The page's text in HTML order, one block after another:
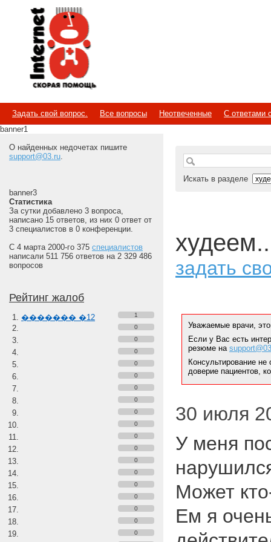
Internet
Скорая помощь
Задать свой вопрос. Все вопросы Неотвеченные
С ответами
banner1
О найденных недочетах пишите
support@03.ru.
banner3
Статистика
За сутки добавлено 3 вопроса,
написано 15 ответов, из них 0 ответ от
3 специалистов в 0 конференции.
С 4 марта 2000-го 375 специалистов
написали 511 756 ответов на 2 329 486
вопросов
Рейтинг жалоб
������� �12
1
0
0
0
0
0
0
0
0
0
0
0
0
0
0
0
0
0
0
Искать в разделе
задать
Уважаемые врачи,
Если у Вас есть
резюме на
Консультирование
доверие пациентов,
30 июля
У меня
Может
Ем я